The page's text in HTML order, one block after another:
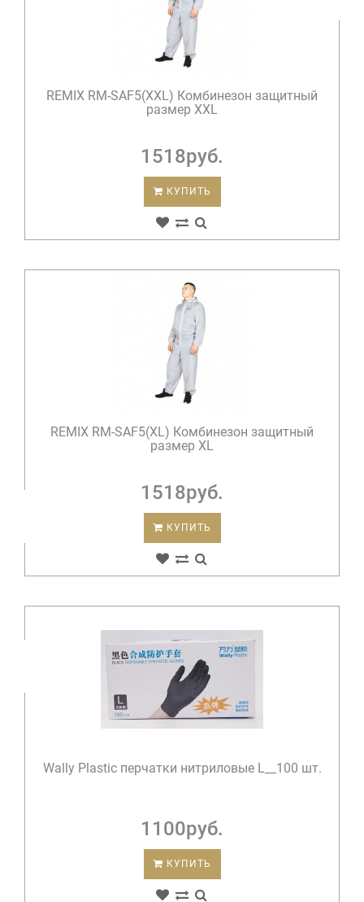
REMIX RM-SAF5(XXL) Комбинезон защитный
размер XXL
1518руб.
КУПИТЬ
REMIX RM-SAF5(ХL) Комбинезон защитный
размер ХL
1518руб.
КУПИТЬ
Wally Plastic перчатки нитриловые L__100 шт.
1100руб.
КУПИТЬ